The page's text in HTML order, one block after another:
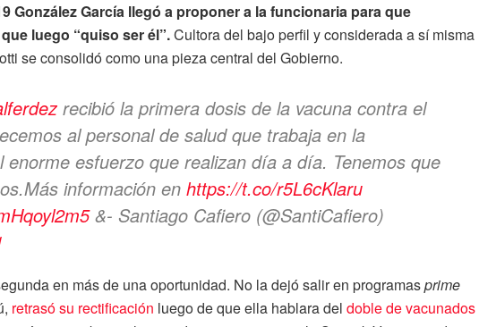
González García llegó a proponer a la funcionaria para que
luego “quiso ser él”.Cultora del bajo perfil y considerada a sí misma
se consolidó como una pieza central del Gobierno.
recibió la primera dosis de la vacuna contra el
al personal de salud que trabaja en la
enorme esfuerzo que realizan día a día. Tenemos que
información en https://t.co/r5L6cKlaru
&- Santiago Cafiero (@SantiCafiero)
en más de una oportunidad. No la dejó salir en programasprime
retrasó su rectificación luego de que ella hablara del doble de vacunados